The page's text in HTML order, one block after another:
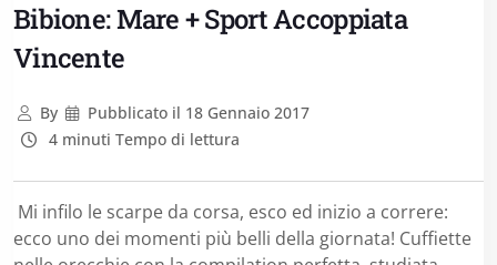
Bibione: Mare + Sport Accoppiata
Vincente
By Pubblicato il 18 Gennaio 2017
4 minuti Tempo di lettura
Mi infilo le scarpe da corsa, esco ed inizio a correre:
ecco uno dei momenti più belli della giornata! Cuffiette